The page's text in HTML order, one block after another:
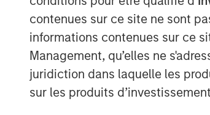
contenues sur ce site ne sont
informations contenues sur ce
Management, qu’elles ne
juridiction dans laquelle les
sur les produits
Interconnection, which is
acquired the 831-
managed the Facility
TigerGenCo, which also
Center.